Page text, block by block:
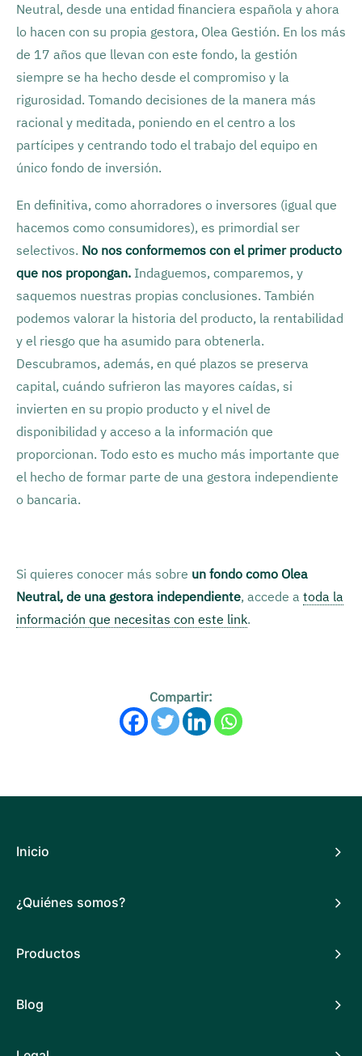
Neutral, desde una entidad financiera española y ahora
lo hacen con su propia gestora, Olea Gestión. En los más
de 17 años que llevan con este fondo, la gestión
siempre se ha hecho desde el compromiso y la
rigurosidad. Tomando decisiones de la manera más
racional y meditada, poniendo en el centro a los
partícipes y centrando todo el trabajo del equipo en
único fondo de inversión.
En definitiva, como ahorradores o inversores (igual que
hacemos como consumidores), es primordial ser
selectivos. No nos conformemos con el primer producto
que nos propongan. Indaguemos, comparemos, y
saquemos nuestras propias conclusiones. También
podemos valorar la historia del producto, la rentabilidad
y el riesgo que ha asumido para obtenerla.
Descubramos, además, en qué plazos se preserva
capital, cuándo sufrieron las mayores caídas, si
invierten en su propio producto y el nivel de
disponibilidad y acceso a la información que
proporcionan. Todo esto es mucho más importante que
el hecho de formar parte de una gestora independiente
o bancaria.
Si quieres conocer más sobre un fondo como Olea
Neutral, de una gestora independiente, accede a toda la
información que necesitas con este link.
Compartir:
Inicio
¿Quiénes somos?
Productos
Blog